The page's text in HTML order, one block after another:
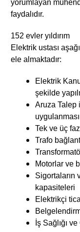
yorumlayan
faydalıdır.
152 evler yıldırım
Elektrik ustası
ele almaktadır:
Elektrik
şekilde
Aruza Talep
uygulanması
Tek ve üç
Trafo
Motorlar ve
Sigortaların
kapasiteleri
Elektrikçi
İş Sağlığı